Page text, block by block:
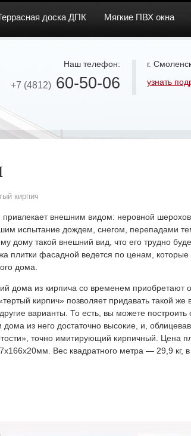
доска ДПК Мягкие ПВХ окна
Наш телефон:
+7 (4812) 60-50-06
г.
узнать
кирпич
привлекает внешним видом: неровной
испытание дождем, снегом, перепадами
дому такой внешний вид, что его трудно
плитки фасадной ведется по ценам, которые
дома.
дома из кирпича со временем приобретают
кирпич» позволяет придавать такой
варианты. То есть, вы можете
из него достаточно высокие, и,
точно имитирующий кирпичный. Цена
Вес квадратного метра — 29,9 кг,